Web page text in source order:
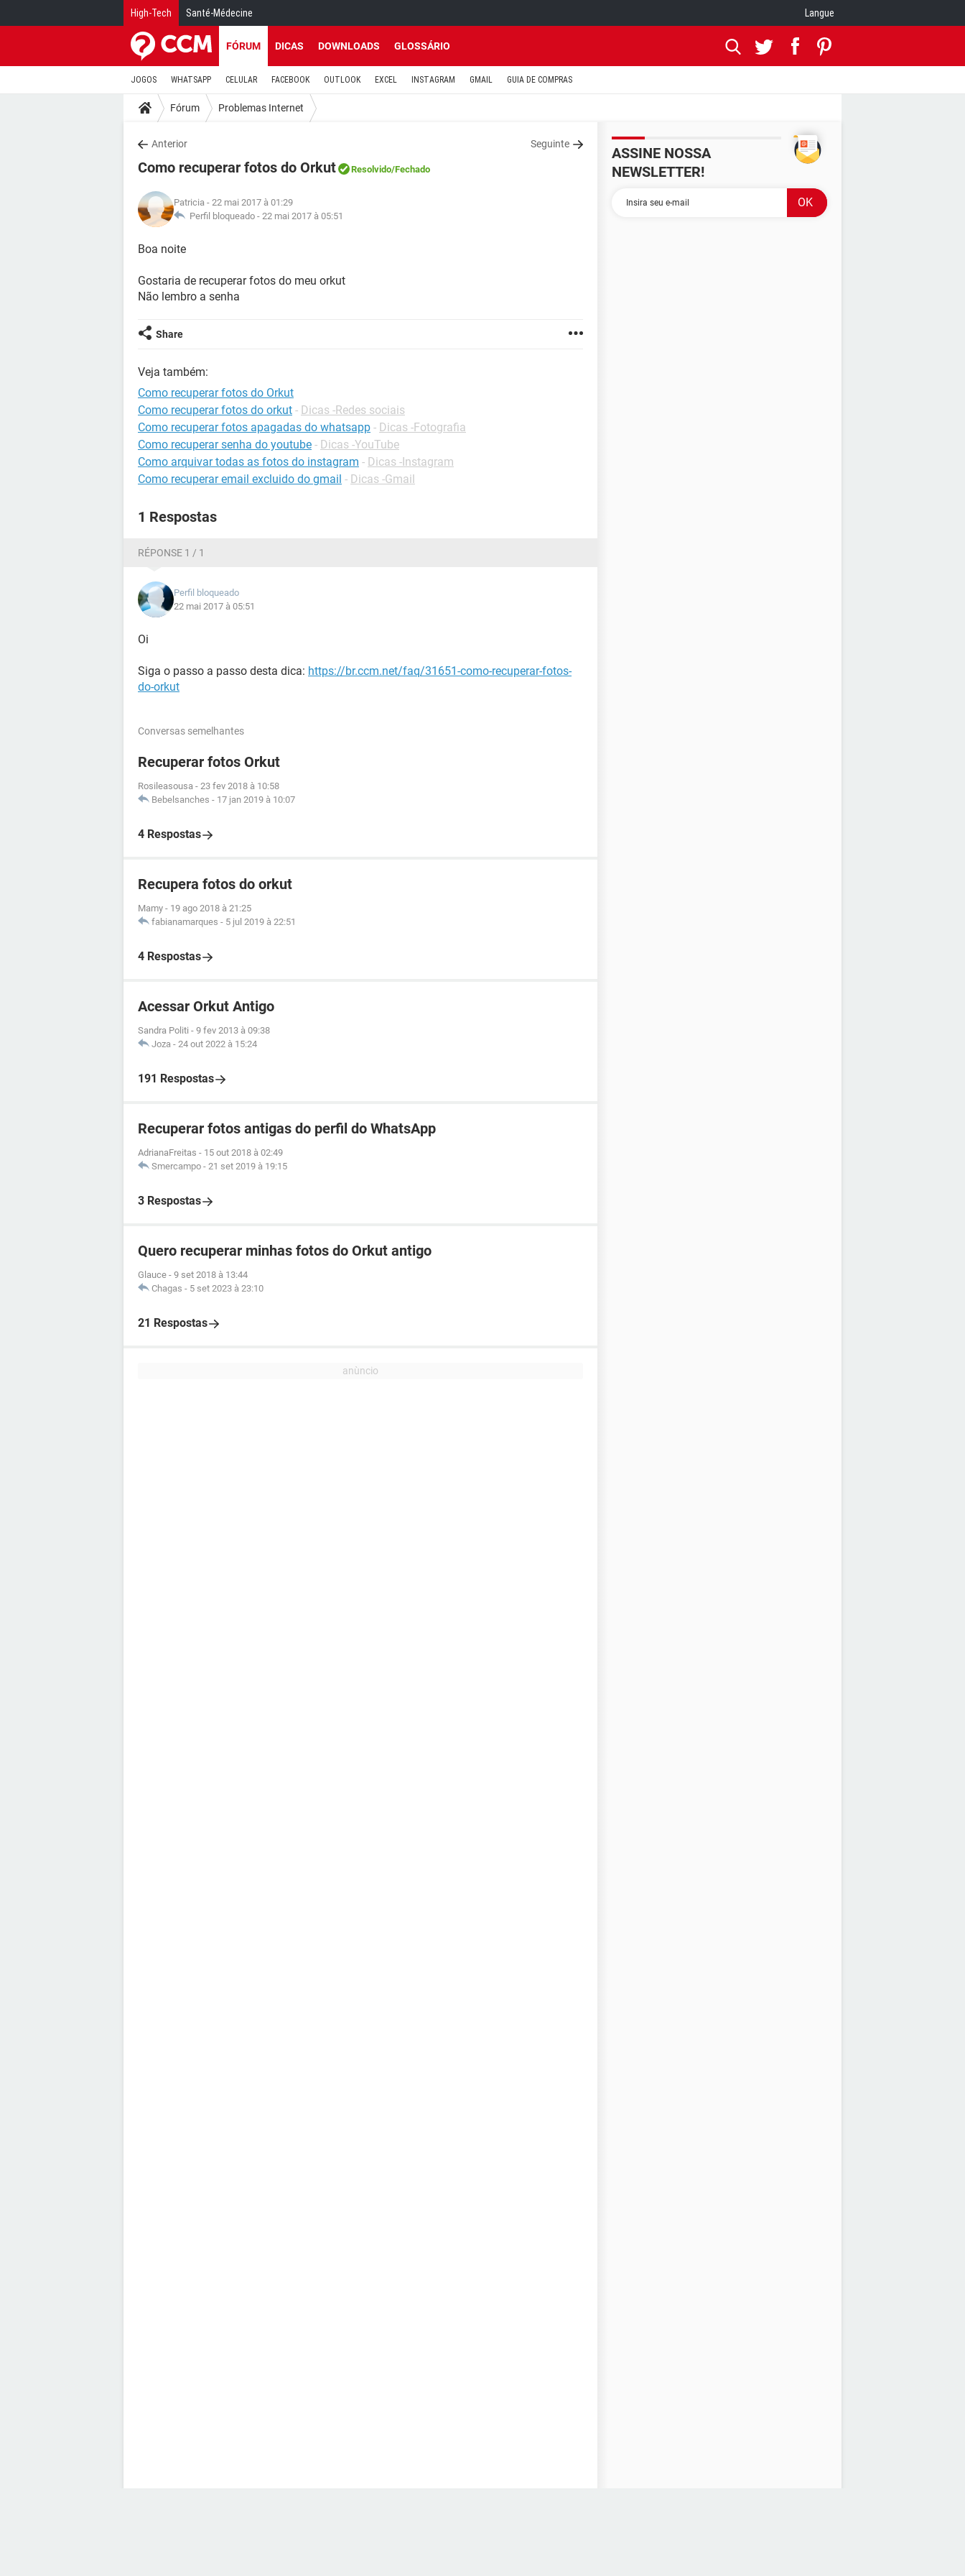
High-Tech Santé-Médecine Langue
FÓRUM DICAS DOWNLOADS GLOSSÁRIO
JOGOS WHATSAPP CELULAR FACEBOOK OUTLOOK EXCEL INSTAGRAM GMAIL GUIA DE COMPRAS
Fórum Problemas Internet
Anterior Seguinte
Como recuperar fotos do Orkut Resolvido/Fechado
Patricia - 22 mai 2017 à 01:29
Perfil bloqueado - 22 mai 2017 à 05:51
Boa noite
Gostaria de recuperar fotos do meu orkut
Não lembro a senha
Share
Veja também:
Como recuperar fotos do Orkut
Como recuperar fotos do orkut - Dicas -Redes sociais
Como recuperar fotos apagadas do whatsapp - Dicas -Fotografia
Como recuperar senha do youtube - Dicas -YouTube
Como arquivar todas as fotos do instagram - Dicas -Instagram
Como recuperar email excluido do gmail - Dicas -Gmail
1 Respostas
RÉPONSE 1 / 1
Perfil bloqueado
22 mai 2017 à 05:51
Oi
Siga o passo a passo desta dica: https://br.ccm.net/faq/31651-como-recuperar-fotos-
do-orkut
Conversas semelhantes
Recuperar fotos Orkut
Rosileasousa - 23 fev 2018 à 10:58
Bebelsanches - 17 jan 2019 à 10:07
4 Respostas
Recupera fotos do orkut
Mamy - 19 ago 2018 à 21:25
fabianamarques - 5 jul 2019 à 22:51
4 Respostas
Acessar Orkut Antigo
Sandra Politi - 9 fev 2013 à 09:38
Joza - 24 out 2022 à 15:24
191 Respostas
Recuperar fotos antigas do perfil do WhatsApp
AdrianaFreitas - 15 out 2018 à 02:49
Smercampo - 21 set 2019 à 19:15
3 Respostas
Quero recuperar minhas fotos do Orkut antigo
Glauce - 9 set 2018 à 13:44
Chagas - 5 set 2023 à 23:10
21 Respostas
ASSINE NOSSA
NEWSLETTER!